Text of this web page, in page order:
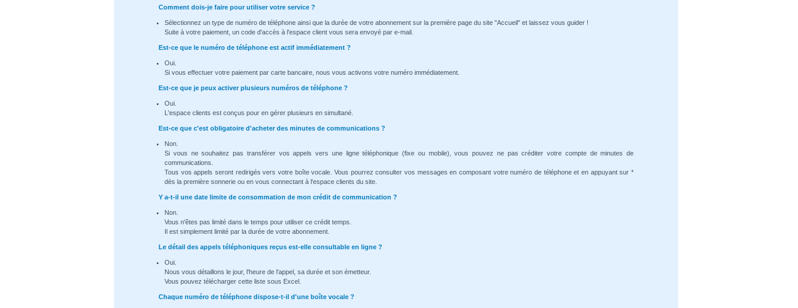
Comment dois-je faire pour utiliser votre service ?
Sélectionnez un type de numéro de téléphone ainsi que la durée de votre abonnement sur la première page du site "Accueil" et laissez vous guider !
Suite à votre paiement, un code d'accès à l'espace client vous sera envoyé par e-mail.
Est-ce que le numéro de téléphone est actif immédiatement ?
Oui.
Si vous effectuer votre paiement par carte bancaire, nous vous activons votre numéro immédiatement.
Est-ce que je peux activer plusieurs numéros de téléphone ?
Oui.
L'espace clients est conçus pour en gérer plusieurs en simultané.
Est-ce que c'est obligatoire d'acheter des minutes de communications ?
Non.
Si vous ne souhaitez pas transférer vos appels vers une ligne téléphonique (fixe ou mobile), vous pouvez ne pas créditer votre compte de minutes de
communications.
Tous vos appels seront redirigés vers votre boîte vocale. Vous pourrez consulter vos messages en composant votre numéro de téléphone et en appuyant sur *
dès la première sonnerie ou en vous connectant à l'espace clients du site.
Y a-t-il une date limite de consommation de mon crédit de communication ?
Non.
Vous n'êtes pas limité dans le temps pour utiliser ce crédit temps.
Il est simplement limité par la durée de votre abonnement.
Le détail des appels téléphoniques reçus est-elle consultable en ligne ?
Oui.
Nous vous détaillons le jour, l'heure de l'appel, sa durée et son émetteur.
Vous pouvez télécharger cette liste sous Excel.
Chaque numéro de téléphone dispose-t-il d'une boîte vocale ?